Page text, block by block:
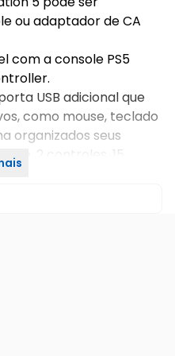
ou adaptador de CA
com a console PS5
USB adicional que
como mouse, teclado
organizados seus
2 controles, 15